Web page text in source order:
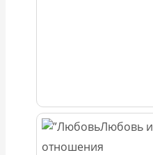
Любовь и
отношения